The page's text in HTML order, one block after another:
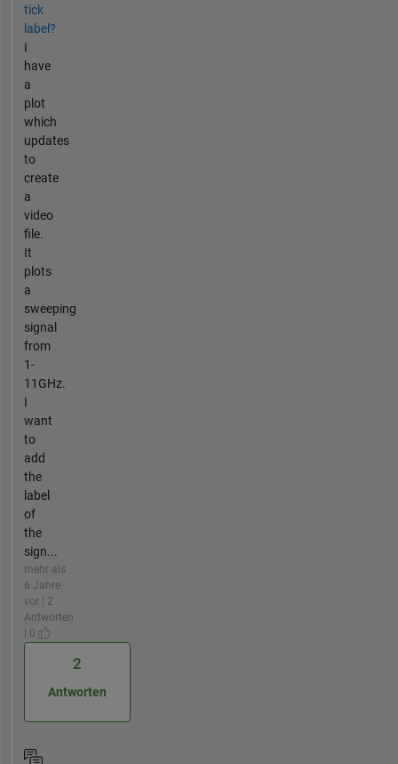
tick
label?
I
have
a
plot
which
updates
to
create
a
video
file.
It
plots
a
sweeping
signal
from
1-
11GHz.
I
want
to
add
the
label
of
the
sign...
mehr als
6 Jahre
vor | 2
Antworten
| 0
2
Antworten